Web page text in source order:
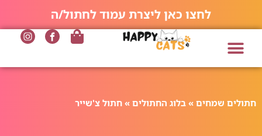
לחצו כאן ליצרת עמוד לחתול/ה
חתולים שמחים » בלוג החתולים » חתול צ'שייר